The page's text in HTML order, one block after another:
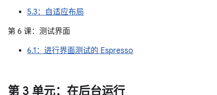
5.3：自适应布局
第 6 课：测试界面
6.1：进行界面测试的 Espresso
第 3 单元：在后台运行